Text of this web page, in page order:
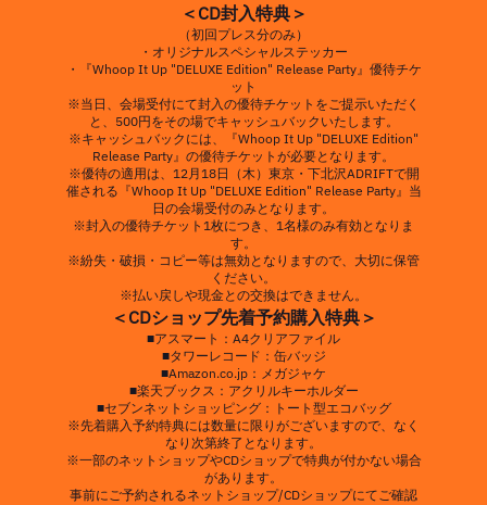
＜CD封入特典＞
（初回プレス分のみ）
・オリジナルスペシャルステッカー
・『Whoop It Up "DELUXE Edition" Release Party』優待チケ
ット
※当日、会場受付にて封入の優待チケットをご提示いただく
と、500円をその場でキャッシュバックいたします。
※キャッシュバックには、『Whoop It Up "DELUXE Edition"
Release Party』の優待チケットが必要となります。
※優待の適用は、12月18日（木）東京・下北沢ADRIFTで開
催される『Whoop It Up "DELUXE Edition" Release Party』当
日の会場受付のみとなります。
※封入の優待チケット1枚につき、1名様のみ有効となりま
す。
※紛失・破損・コピー等は無効となりますので、大切に保管
ください。
※払い戻しや現金との交換はできません。
＜CDショップ先着予約購入特典＞
■アスマート：A4クリアファイル
■タワーレコード：缶バッジ
■Amazon.co.jp：メガジャケ
■楽天ブックス：アクリルキーホルダー
■セブンネットショッピング：トート型エコバッグ
※先着購入予約特典には数量に限りがございますので、なく
なり次第終了となります。
※一部のネットショップやCDショップで特典が付かない場合
があります。
事前にご予約されるネットショップ/CDショップにてご確認